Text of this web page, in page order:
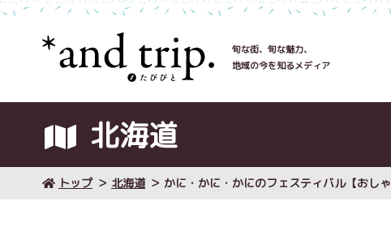
旬な街、旬な魅力、
地域の今を知るメディア
北海道
トップ 北海道 かに・かに・かにのフェスティバル【おし